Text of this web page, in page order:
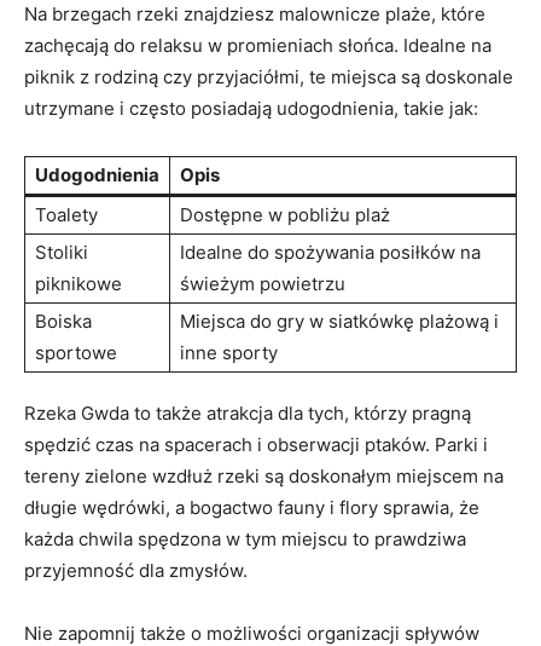
Na brzegach rzeki ⁢znajdziesz malownicze plaże, które
zachęcają ⁣do relaksu⁣ w promieniach‍ słońca. Idealne na ​
piknik z rodziną czy przyjaciółmi,‌ te miejsca są doskonale
utrzymane i często posiadają udogodnienia, ‌takie jak:
Udogodnienia
Opis
Toalety
Dostępne w⁤ pobliżu ⁤plaż
Stoliki
piknikowe
Idealne do spożywania posiłków ⁢na
świeżym powietrzu
Boiska
sportowe
Miejsca do gry⁣ w siatkówkę⁤ plażową i
inne sporty
Rzeka Gwda to także atrakcja⁤ dla tych, którzy pragną
spędzić​ czas‍ na spacerach i obserwacji ptaków. Parki i
tereny⁤ zielone wzdłuż rzeki ‍są doskonałym miejscem na
długie wędrówki,​ a bogactwo fauny i flory sprawia, ‍że
⁢każda chwila spędzona w tym miejscu to prawdziwa
⁤przyjemność dla zmysłów.
Nie zapomnij także o możliwości organizacji spływów‍